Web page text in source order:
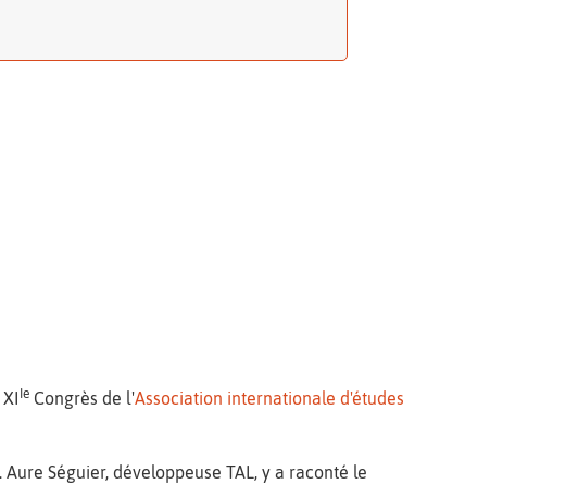
Ie Congrès de l'Association internationale d'études
Séguier, développeuse TAL, y a raconté le